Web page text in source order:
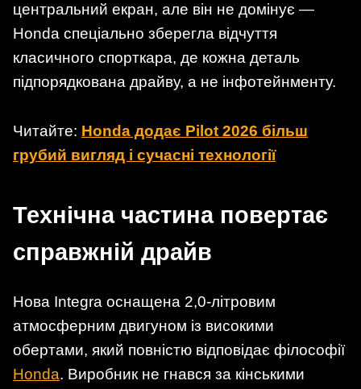
центральний екран, але він не домінує —
Honda спеціально зберегла відчуття
класичного спорткара, де кожна деталь
підпорядкована драйву, а не інфотейнменту.
Читайте: Honda додає Pilot 2026 більш
грубий вигляд і сучасні технології
Технічна частина повертає
справжній драйв
Нова Integra оснащена 2,0-літровим
атмосферним двигуном із високими
обертами, який повністю відповідає філософії
Honda. Виробник не гнався за кінськими